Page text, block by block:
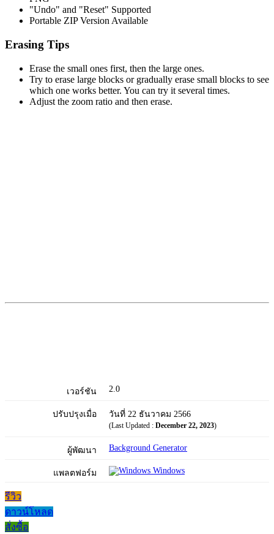
"Undo" and "Reset" Supported
Portable ZIP Version Available
Erasing Tips
Erase the small ones first, then the large ones.
Try to erase large blocks or gradually erase small blocks to see
which one works better. You can try it several times.
Adjust the zoom ratio and then erase.
เวอร์ชัน 2.0
ปรับปรุงเมื่อ วันที่ 22 ธันวาคม 2566
(Last Updated : December 22, 2023)
ผู้พัฒนา Background Generator
แพลตฟอร์ม Windows
รีวิว
ดาวน์โหลด
สั่งซื้อ